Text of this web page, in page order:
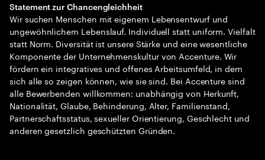
Statement zur Chancengleichheit
Wir suchen Menschen mit eigenem Lebensentwurf und
ungewöhnlichem Lebenslauf. Individuell statt uniform. Vielfalt
statt Norm. Diversität ist unsere Stärke und eine wesentliche
Komponente der Unternehmenskultur von Accenture. Wir
fördern ein integratives und offenes Arbeitsumfeld, in dem
sich alle so zeigen können, wie sie sind. Bei Accenture sind
alle Bewerbenden willkommen: unabhängig von Herkunft,
Nationalität, Glaube, Behinderung, Alter, Familienstand,
Partnerschaftsstatus, sexueller Orientierung, Geschlecht und
anderen gesetzlich geschützten Gründen.